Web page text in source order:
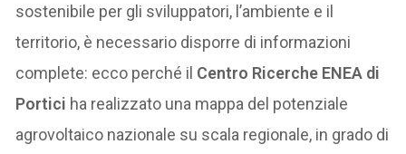
sostenibile per gli sviluppatori, l’ambiente e il
territorio, è necessario disporre di informazioni
complete: ecco perché il Centro Ricerche ENEA di
Portici ha realizzato una mappa del potenziale
agrovoltaico nazionale su scala regionale, in grado di